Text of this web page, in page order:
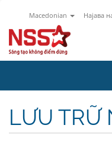
Macedonian Најава
LƯU TRỮ